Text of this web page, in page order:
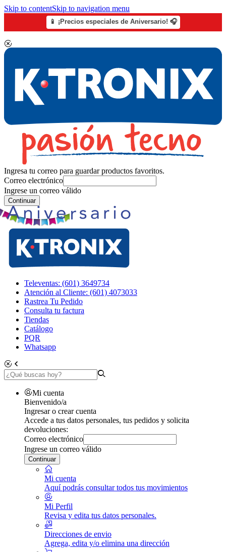
Skip to contentSkip to navigation menu
📱 ¡Precios especiales de Aniversario! 🎧
Ingresa tu correo para guardar productos favoritos.
Correo electrónico
Ingrese un correo válido
Continuar
Televentas: (601) 3649734
Atención al Cliente: (601) 4073033
Rastrea Tu Pedido
Consulta tu factura
Tiendas
Catálogo
PQR
Whatsapp
Mi cuenta
Bienvenido/a
Ingresar o crear cuenta
Accede a tus datos personales, tus pedidos y solicita
devoluciones:
Correo electrónico
Ingrese un correo válido
Continuar
Mi cuenta
Aquí podrás consultar todos tus movimientos
Mi Perfil
Revisa y edita tus datos personales.
Direcciones de envio
Agrega, edita y/o elimina una dirección